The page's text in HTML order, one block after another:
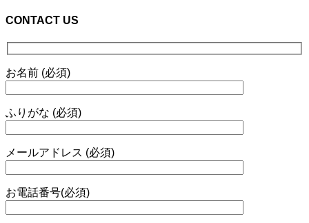
CONTACT US
お名前 (必須)
ふりがな (必須)
メールアドレス (必須)
お電話番号(必須)